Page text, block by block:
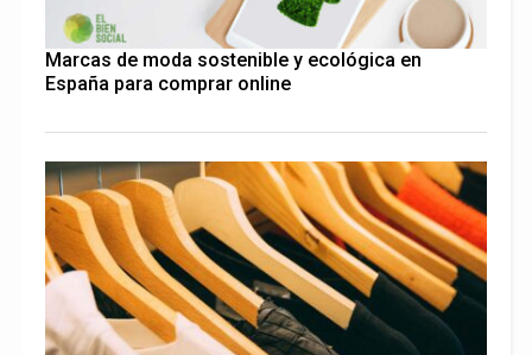
Marcas de moda sostenible y ecológica en
España para comprar online